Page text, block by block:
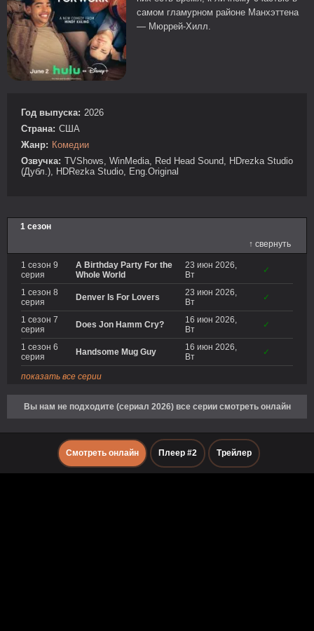
самом гламурном районе Манхэттена
— Мюррей-Хилл.
Год выпуска: 2026
Страна: США
Жанр: Комедии
Озвучка: TVShows, WinMedia, Red Head Sound, HDrezka Studio
(Дубл.), HDRezka Studio, Eng.Original
1 сезон
↑ свернуть
1 сезон 9
серия
A Birthday Party For the
Whole World
23 июн 2026,
Вт
✓
1 сезон 8
серия
Denver Is For Lovers
23 июн 2026,
Вт
✓
1 сезон 7
серия
Does Jon Hamm Cry?
16 июн 2026,
Вт
✓
1 сезон 6
серия
Handsome Mug Guy
16 июн 2026,
Вт
✓
показать все серии
Вы нам не подходите (сериал 2026) все серии смотреть онлайн
Смотреть онлайн Плеер #2 Трейлер